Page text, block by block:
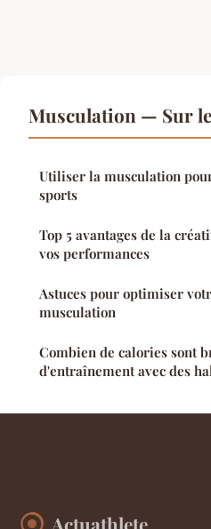
Musculation — Sur
Utiliser la musculation
sports
Top 5 avantages de la
vos performances
Astuces pour optimiser
musculation
Combien de calories sont
d'entraînement avec des
Actuathlete